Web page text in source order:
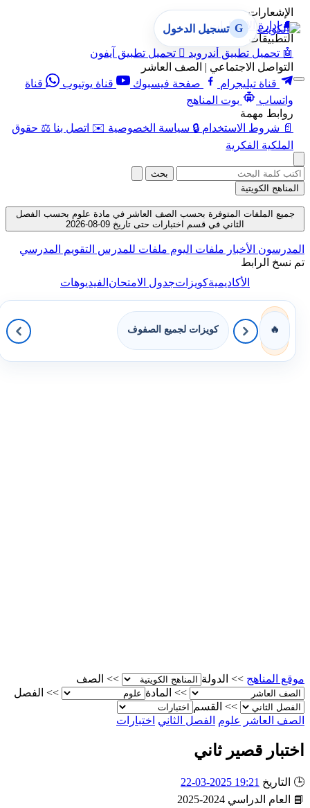
الإشعارات
🔔 إدارة الإشعارات
التطبيقات
🤖 تحميل تطبيق أندرويد  تحميل تطبيق آيفون
التواصل الاجتماعي | الصف العاشر
قناة تيليجرام
صفحة فيسبوك قناة يوتيوب
قناة
واتساب
بوت المناهج
روابط مهمة
📄 شروط الاستخدام 🔒 سياسة الخصوصية ✉️ اتصل بنا ⚖️ حقوق
الملكية الفكرية
G تسجيل الدخول
بحث
المناهج الكويتية
جميع الملفات المتوفرة بحسب الصف العاشر في مادة علوم بحسب الفصل
الثاني في قسم اختبارات حتى تاريخ 09-08-2026
المدرسون الأخبار ملفات اليوم ملفات للمدرس التقويم المدرسي
تم نسخ الرابط
الأكاديميةكويزاتجدول الامتحانالفيديوهات
🔥 كويزات لجميع الصفوف
موقع المناهج >> الدولة >>
الصف
>>
المادة >>
الفصل
>>
القسم
الصف العاشر
علوم الفصل الثاني اختبارات
اختبار قصير ثاني
🕒 التاريخ 19:21 2025-03-22
📘
العام الدراسي 2024-2025